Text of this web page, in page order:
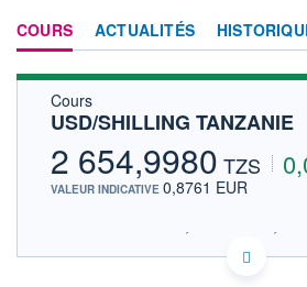
COURS ACTUALITÉS
Cours
USD/SHILLING TANZANIE
2 654,9980 TZS
VALEUR INDICATIVE 0,8761 EUR
SIX - FOREX 1 DONNÉES TEMPS RÉEL
Politique d'exécution